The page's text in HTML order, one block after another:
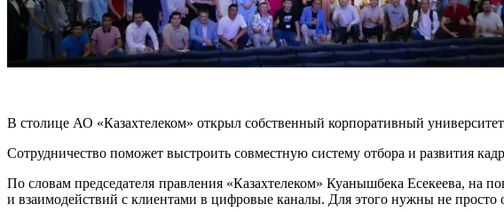
В столице АО «Казахтелеком» открыл собственный корпоративный
Сотрудничество поможет выстроить совместную систему отбора и развития
По словам председателя правления «Казахтелеком» Куанышбека Есекеева, на
и взаимодействий с клиентами в цифровые каналы. Для этого нужны не